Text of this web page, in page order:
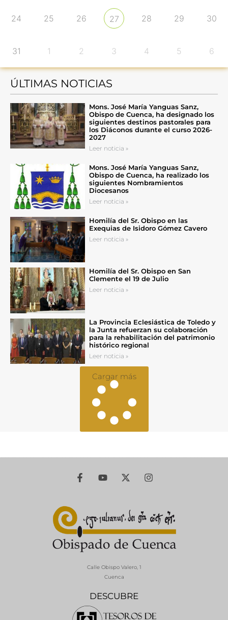
24 25 26 27 28 29 30
31 1 2 3 4 5 6
ÚLTIMAS NOTICIAS
Mons. José María Yanguas Sanz,
Obispo de Cuenca, ha designado los
siguientes destinos pastorales para
los Diáconos durante el curso 2026-
2027
Leer noticia »
Mons. José María Yanguas Sanz,
Obispo de Cuenca, ha realizado los
siguientes Nombramientos
Diocesanos
Leer noticia »
Homilía del Sr. Obispo en las
Exequias de Isidoro Gómez Cavero
Leer noticia »
Homilía del Sr. Obispo en San
Clemente el 19 de Julio
Leer noticia »
La Provincia Eclesiástica de Toledo y
la Junta refuerzan su colaboración
para la rehabilitación del patrimonio
histórico regional
Leer noticia »
Cargar más
DESCUBRE
Calle Obispo Valero, 1
Cuenca